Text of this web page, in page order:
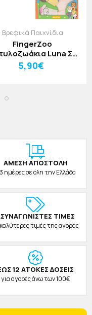
Βρεφικά Παιχνίδια
FingerZoo
Luna Σετ
5 Τεμαχίων Ζωάκια
Αγρού
5,90€
ΑΜΕΣΗ ΑΠΟΣΤΟΛΗ
ημέρες σε όλη την Ελλάδα
ΤΙΜΕΣ
τιμές της αγοράς
12 ΑΤΟΚΕΣ ΔΟΣΕΙΣ
για αγορές άνω των 100€